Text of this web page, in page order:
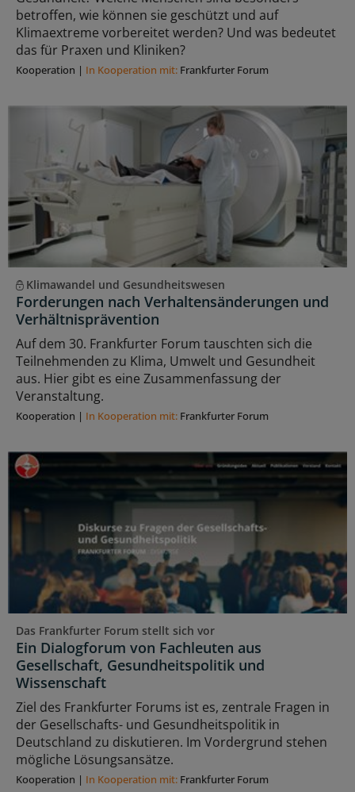
betroffen, wie können sie geschützt und auf
Klimaextreme vorbereitet werden? Und was bedeutet
das für Praxen und Kliniken?
Kooperation | In Kooperation mit: Frankfurter Forum
Klimawandel und Gesundheitswesen
Forderungen nach Verhaltensänderungen und
Verhältnisprävention
Auf dem 30. Frankfurter Forum tauschten sich die
Teilnehmenden zu Klima, Umwelt und Gesundheit
aus. Hier gibt es eine Zusammenfassung der
Veranstaltung.
Kooperation | In Kooperation mit: Frankfurter Forum
Das Frankfurter Forum stellt sich vor
Ein Dialogforum von Fachleuten aus
Gesellschaft, Gesundheitspolitik und
Wissenschaft
Ziel des Frankfurter Forums ist es, zentrale Fragen in
der Gesellschafts- und Gesundheitspolitik in
Deutschland zu diskutieren. Im Vordergrund stehen
mögliche Lösungsansätze.
Kooperation | In Kooperation mit: Frankfurter Forum